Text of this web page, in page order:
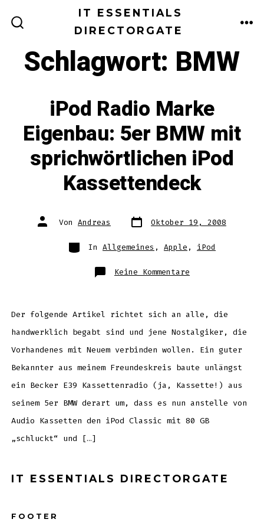
Inhalt
IT ESSENTIALS
DIRECTORGATE
Schlagwort: BMW
iPod Radio Marke
Eigenbau: 5er BMW mit
sprichwörtlichen iPod
Kassettendeck
Autor
des Von Andreas Datum
des
Oktober 19, 2008
Kategorien
In Allgemeines , Apple , iPod
Keine Kommentare
iPod
BMW
sprichwörtlichen
iPod
Der folgende Artikel richtet sich an alle, die
handwerklich begabt sind und jene Nostalgiker, die
Vorhandenes mit Neuem verbinden wollen. Ein guter
Bekannter aus meinem Freundeskreis baute unlängst
ein Becker E39 Kassettenradio (ja, Kassette!) aus
seinem 5er BMW derart um, dass es nun anstelle von
Audio Kassetten den iPod Classic mit 80 GB
„schluckt“ und […]
IT ESSENTIALS DIRECTORGATE
FOOTER